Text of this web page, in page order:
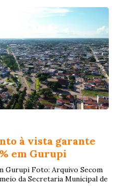
à vista garante
em Gurupi
Gurupi Foto: Arquivo Secom
da Secretaria Municipal de